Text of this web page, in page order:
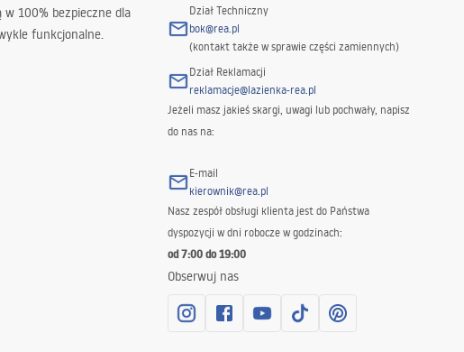
100% bezpieczne dla
funkcjonalne.
Dział Techniczny
bok@rea.pl
(kontakt także w sprawie części zamiennych)
Dział Reklamacji
reklamacje@lazienka-rea.pl
Jeżeli masz jakieś skargi, uwagi lub pochwały, napisz
do nas na:
E-mail
kierownik@rea.pl
Nasz zespół obsługi klienta jest do Państwa
dyspozycji w dni robocze w godzinach:
od 7:00 do 19:00
Obserwuj nas